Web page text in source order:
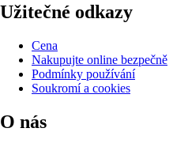
Užitečné odkazy
Cena
Nakupujte online bezpečně
Podmínky používání
Soukromí a cookies
O nás